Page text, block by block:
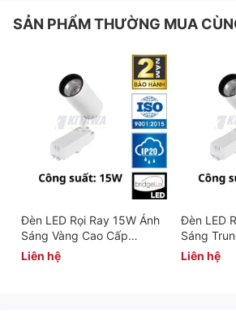
SẢN PHẨM THƯỜNG MUA
Đèn LED Rọi Ray 15W Ánh
Sáng Vàng Cao Cấp
KITAWA - AC.LR01.15-
3000K
Liên hệ
Đèn LED
Sáng
KITAWA -
4500K
Liên hệ